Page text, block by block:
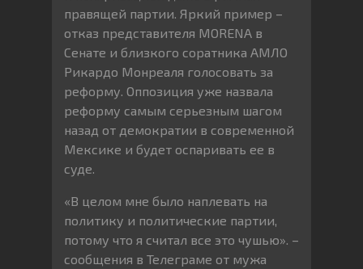
правящей партии. Яркий пример –
отказ представителя MORENA в
Сенате и близкого соратника АМЛО
Рикардо Монреаля голосовать за
реформу. Оппозиция уже назвала
реформу самым серьезным шагом
назад от демократии в современной
Мексике и будет оспаривать ее в
суде.
«В целом мне было наплевать на
политику и политические партии,
потому что я считал все это чушью». –
сообщения в Телеграме от мужа